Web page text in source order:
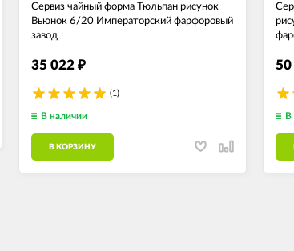
Сервиз чайный форма Тюльпан рисунок
Вьюнок 6/20 Императорский фарфоровый
завод
35 022 ₽
(1)
В наличии
В КОРЗИНУ
50
В